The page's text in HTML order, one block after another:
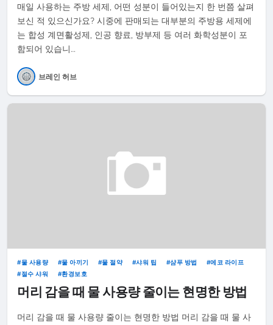
매일 사용하는 주방 세제, 어떤 성분이 들어있는지 한 번쯤 살펴
보신 적 있으신가요? 시중에 판매되는 대부분의 주방용 세제에
는 합성 계면활성제, 인공 향료, 방부제 등 여러 화학성분이 포
함되어 있습니…
브레인 허브
물 사용량 물 아끼기 물 절약 샤워 팁 샴푸 방법
에코 라이프
절수 샤워
환경보호
머리 감을 때 물 사용량 줄이는 현명한 방법
머리 감을 때 물 사용량 줄이는 현명한 방법 머리 감을 때 물 사